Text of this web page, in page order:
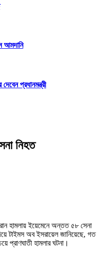
আমদানি
প্রধানমন্ত্রী
নিহত
হামলায় ইয়েমেনে অন্তত ৫৮ সেনা
টাইমস অব ইসরায়েল জানিয়েছে, গত
প্রাণঘাতী হামলার ঘটনা।